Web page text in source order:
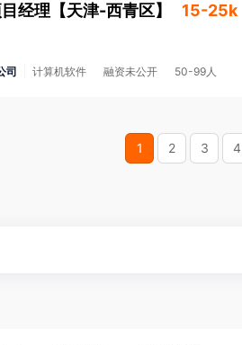
经理 【天津-西青区】 15-25k
司 计算机软件 融资未公开 50-99人
1 2 3 4